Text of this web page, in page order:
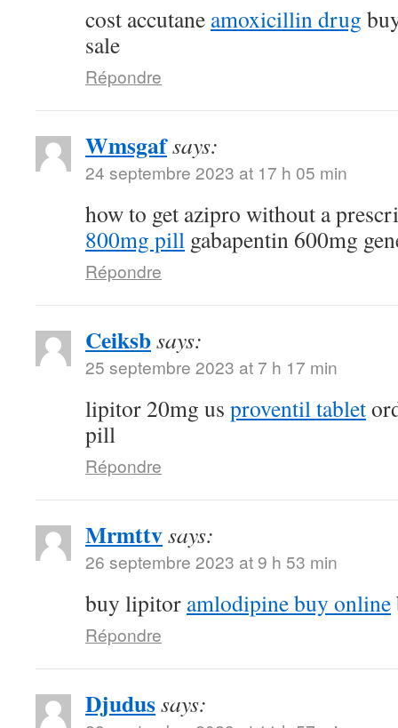
cost accutane amoxicillin drug
sale
Répondre
Wmsgafsays:
24 septembre 2023 at 17 h 05 min
how to get azipro without a
800mg pill gabapentin 600mg
Répondre
Ceiksbsays:
25 septembre 2023 at 7 h 17 min
lipitor 20mg us proventil tablet
pill
Répondre
Mrmttvsays:
26 septembre 2023 at 9 h 53 min
buy lipitor amlodipine buy online
Répondre
Djudussays: